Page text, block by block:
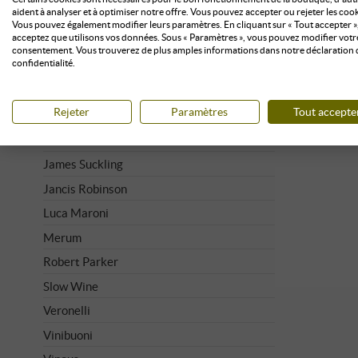
BIEN NOTÉ
Bibenda
Decanter
Falstaff
James Suckling
Jancis Robinson
Luca Maroni
Merum
Robert Parker
Slow Wine
Veronelli
Vinibuoni
aident à analyser et à optimiser notre offre. Vous pouvez accepter ou rejeter les
Vous pouvez également modifier leurs paramètres. En cliquant sur « Tout accepter
acceptez que utilisons vos données. Sous « Paramètres », vous pouvez modifier
consentement. Vous trouverez de plus amples informations dans notre déclaration
confidentialité.
Rejeter Paramètres Tout